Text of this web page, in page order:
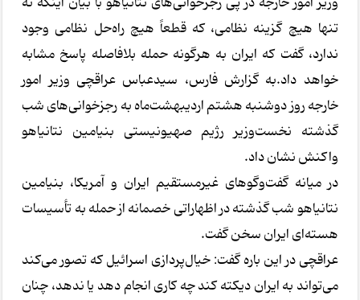
تنها هیچ گزینه نظامی، که قطعاً هیچ راه‌حل نظامی وجود
ندارد، گفت که ایران به هرگونه حمله بلافاصله پاسخ مشابه
خواهد داد.به گزارش فارس، سیدعباس عراقچی وزیر امور
خارجه روز دوشنبه هشتم اردیبهشت‌ماه به رجزخوانی‌های شب
گذشته نخست‌وزیر رژیم صهیونیستی بنیامین نتانیاهو
واکنش نشان داد.
در میانه گفت‌وگوهای غیرمستقیم ایران و آمریکا، بنیامین
نتانیاهو شب گذشته در اظهاراتی خصمانه از حمله به تأسیسات
هسته‌ای ایران سخن گفت.
عراقچی در این باره گفت: خیال‌پردازی اسرائیل که تصور می‌کند
می‌تواند به ایران دیکته کند چه کاری انجام دهد یا ندهد، چنان